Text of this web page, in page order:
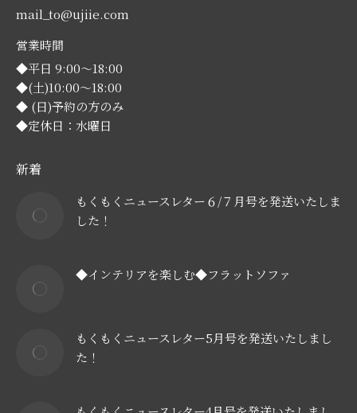
mail_to@ujiie.com
営業時間
◆平日 9:00～18:00
◆(土)10:00～18:00
◆ (日)予約の方のみ
◆定休日：水曜日
新着
もくもくニュースレター６/７月号を発送いたしま
した！
◆インテリアを楽しむ◆フラットソファ
もくもくニュースレター5月号を発送いたしまし
た！